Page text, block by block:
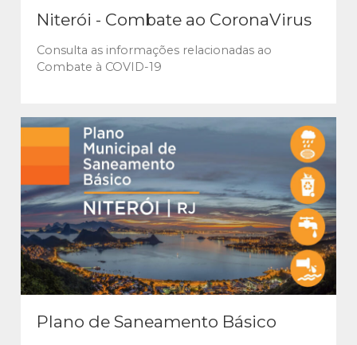
Niterói - Combate ao CoronaVirus
Consulta as informações relacionadas ao
Combate à COVID-19
Plano de Saneamento Básico